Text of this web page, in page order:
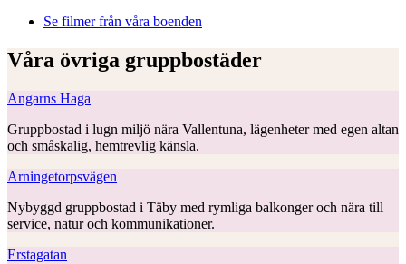
Se filmer från våra boenden
Våra övriga gruppbostäder
Angarns Haga
Gruppbostad i lugn miljö nära Vallentuna, lägenheter med egen altan
och småskalig, hemtrevlig känsla.
Arningetorpsvägen
Nybyggd gruppbostad i Täby med rymliga balkonger och nära till
service, natur och kommunikationer.
Erstagatan